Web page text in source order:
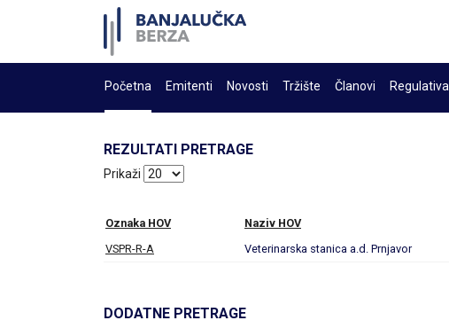
Početna Emitenti Novosti Tržište Članovi Regulativa
REZULTATI PRETRAGE
Prikaži
Oznaka HOV Naziv HOV
VSPR-R-A Veterinarska stanica a.d. Prnjavor
DODATNE PRETRAGE